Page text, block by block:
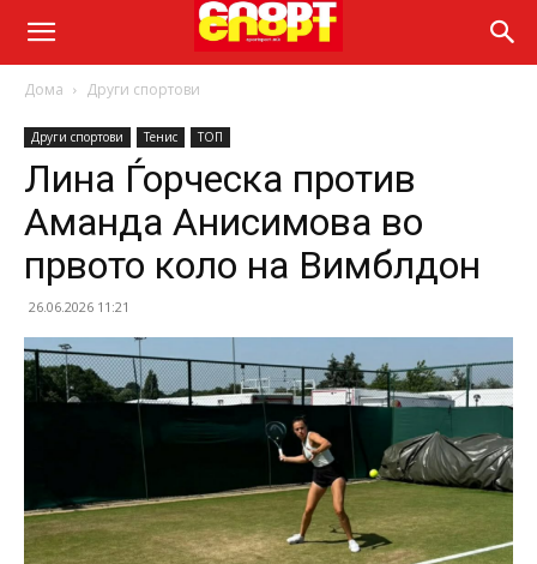
Дома Други спортови
Други спортови Тенис ТОП
Лина Ѓорческа против
Аманда Анисимова во
првото коло на Вимблдон
26.06.2026 11:21